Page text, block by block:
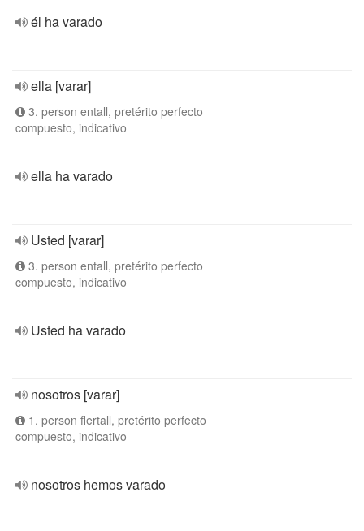
él ha varado
ella [varar]
3. person entall, pretérito perfecto
compuesto, indicativo
ella ha varado
Usted [varar]
3. person entall, pretérito perfecto
compuesto, indicativo
Usted ha varado
nosotros [varar]
1. person flertall, pretérito perfecto
compuesto, indicativo
nosotros hemos varado